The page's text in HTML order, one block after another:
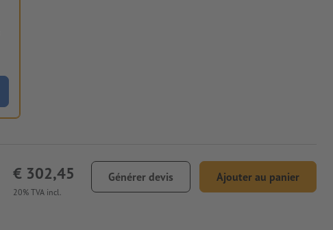
20% TVA incl.
€ 302,45 Générer devis Ajouter au panier